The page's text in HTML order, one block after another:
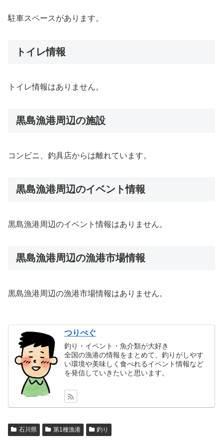
駐車スペースがあります。
トイレ情報
トイレ情報はありません。
黒島漁港周辺の施設
コンビニ、釣具店からは離れています。
黒島漁港周辺のイベント情報
黒島漁港周辺のイベント情報はありません。
黒島漁港周辺の漁港市場情報
黒島漁港周辺の漁港市場情報はありません。
つりぺぐ
釣り・イベント・魚介類が大好き
全国の漁港の情報をまとめて、釣りがしやす
い環境や美味しく食べれるイベント情報など
を発信していきたいと思います。
石川県 第1種漁港 釣り